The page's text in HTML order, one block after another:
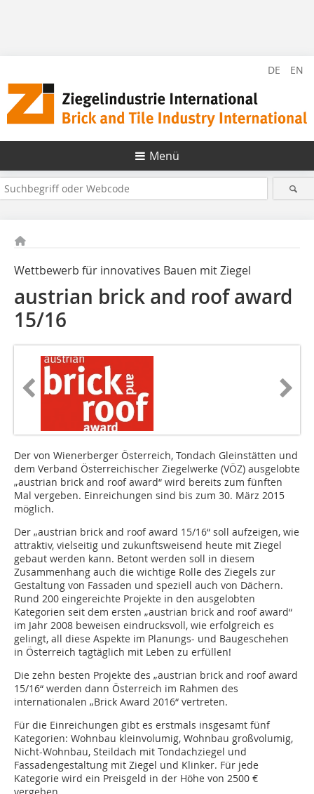
DE EN
Menü
Wettbewerb für innovatives Bauen mit Ziegel
austrian brick and roof award
15/16
Der von Wienerberger Österreich, Tondach Gleinstätten und
dem Verband Österreichischer Ziegelwerke (VÖZ) ausgelobte
„austrian brick and roof award“ wird bereits zum fünften
Mal vergeben. Einreichungen sind bis zum 30. März 2015
möglich.
Der „austrian brick and roof award 15/16“ soll aufzeigen, wie
attraktiv, vielseitig und zukunftsweisend heute mit Ziegel
gebaut werden kann. Betont werden soll in diesem
Zusammenhang auch die wichtige Rolle des Ziegels zur
Gestaltung von Fassaden und speziell auch von Dächern.
Rund 200 eingereichte Projekte in den ausgelobten
Kategorien seit dem ersten „austrian brick and roof award“
im Jahr 2008 beweisen eindrucksvoll, wie erfolgreich es
gelingt, all diese Aspekte im Planungs- und Baugeschehen
in Österreich tagtäglich mit Leben zu erfüllen!
Die zehn besten Projekte des „austrian brick and roof award
15/16“ werden dann Österreich im Rahmen des
internationalen „Brick Award 2016“ vertreten.
Für die Einreichungen gibt es erstmals insgesamt fünf
Kategorien: Wohnbau kleinvolumig, Wohnbau großvolumig,
Nicht-Wohnbau, Steildach mit Tondachziegel und
Fassadengestaltung mit Ziegel und Klinker. Für jede
Kategorie wird ein Preisgeld in der Höhe von 2500 €